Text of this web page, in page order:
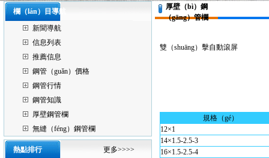
欄（lán）目導航
新聞導航
信息列表
推薦信息
鋼管（guǎn）價格
鋼管行情
鋼管知識
厚壁鋼管欄
無縫（féng）鋼管欄
熱點排行
更多>>>>
厚壁（bì）鋼
（gāng）管欄
雙（shuāng）擊自動滾屏
規格（gé）
12×1
14×1.5-2.5-3
16×1.5-2.5-4